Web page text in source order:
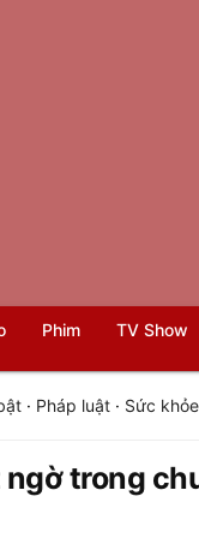
Phim TV Show
· Pháp luật· Sức khỏe
trong